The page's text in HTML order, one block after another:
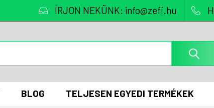
ÍRJON NEKÜNK: info@zefi.hu
BLOG TELJESEN EGYEDI TERMÉKEK